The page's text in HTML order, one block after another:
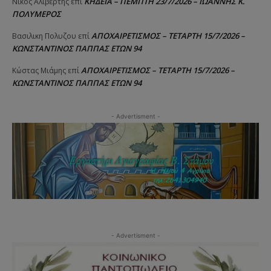
ΠΟΛΥΜΕΡΟΣ
Βασιλικη Πολυζου επίΑΠΟΧΑΙΡΕΤΙΣΜΟΣ – ΤΕΤΑΡΤΗ 15/7/2026 –
ΚΩΝΣΤΑΝΤΙΝΟΣ ΠΑΠΠΑΣ ΕΤΩΝ 94
Κώστας Μιάμης επίΑΠΟΧΑΙΡΕΤΙΣΜΟΣ – ΤΕΤΑΡΤΗ 15/7/2026 –
ΚΩΝΣΤΑΝΤΙΝΟΣ ΠΑΠΠΑΣ ΕΤΩΝ 94
- Advertisment -
- Advertisment -